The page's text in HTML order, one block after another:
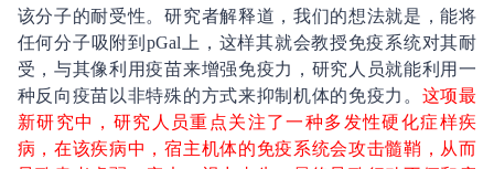
该分子的耐受性。研究者解释道，我们的想法就是，能将
任何分子吸附到pGal上，这样其就会教授免疫系统对其耐
受，与其像利用疫苗来增强免疫力，研究人员就能利用一
种反向疫苗以非特殊的方式来抑制机体的免疫力。 这项最
新研究中，研究人员重点关注了一种多发性硬化症样疾
病，在该疾病中，宿主机体的免疫系统会攻击髓鞘，从而